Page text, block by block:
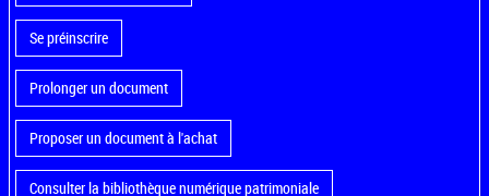
Se préinscrire
Prolonger un document
Proposer un document à l'achat
Consulter la bibliothèque numérique patrimoniale